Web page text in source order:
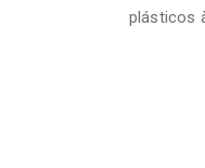
plásticos